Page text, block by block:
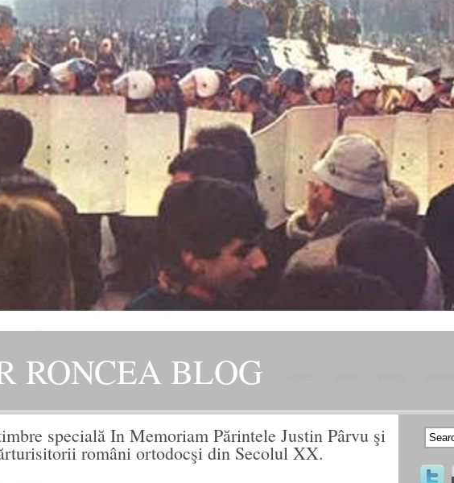
RONCEA BLOG
specială In Memoriam Părintele Justin Pârvu şi
români ortodocşi din Secolul XX.